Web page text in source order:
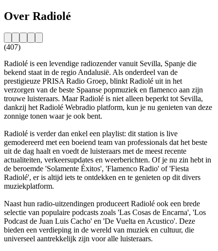
Over Radiolé
(407)
Radiolé is een levendige radiozender vanuit Sevilla, Spanje die
bekend staat in de regio Andalusië. Als onderdeel van de
prestigieuze PRISA Radio Groep, blinkt Radiolé uit in het
verzorgen van de beste Spaanse popmuziek en flamenco aan zijn
trouwe luisteraars. Maar Radiolé is niet alleen beperkt tot Sevilla,
dankzij het Radiolé Webradio platform, kun je nu genieten van deze
zonnige tonen waar je ook bent.
Radiolé is verder dan enkel een playlist: dit station is live
gemodereerd met een boeiend team van professionals dat het beste
uit de dag haalt en voedt de luisteraars met de meest recente
actualiteiten, verkeersupdates en weerberichten. Of je nu zin hebt in
de beroemde 'Solamente Éxitos', 'Flamenco Radio' of 'Fiesta
Radiolé', er is altijd iets te ontdekken en te genieten op dit divers
muziekplatform.
Naast hun radio-uitzendingen produceert Radiolé ook een brede
selectie van populaire podcasts zoals 'Las Cosas de Encarna', 'Los
Podcast de Juan Luis Cacho' en 'De Vuelta en Acustico'. Deze
bieden een verdieping in de wereld van muziek en cultuur, die
universeel aantrekkelijk zijn voor alle luisteraars.